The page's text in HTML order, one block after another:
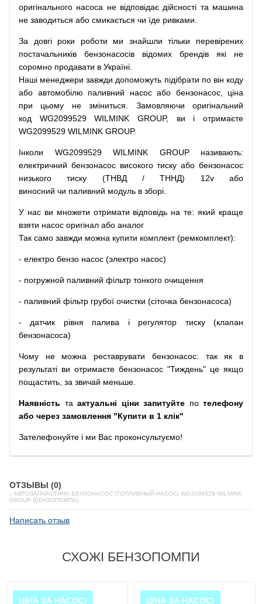
оригінального насоса не відповідає дійсності та машина
не заводиться або смикається чи їде ривками
За довгі роки роботи ми знайшли тільки
перевірених
постачальників
бензонасосів відомих брендів які
не
соромно продавати в Україні.
Наші менеджери завжди допоможуть підібрати по він коду
або автомобілю паливний насос або бензонасос,
ціна
при
цьому не зміниться Замовляючи
оригінальний
код WG2099529 WILMINK GROUP, ви і отримаєте
WG2099529 WILMINK GROUP.
Інколи WG2099529 WILMINK GROUP називають:
електричний бензонасос високого тиску або бензонасос
низького
тиску (ТНВД / ТННД) 12v
або
виносний чи паливний модуль в зборі
У нас ви множети отримати відповідь на те: який краще
взяти насос оригінал або аналог
Так само завжди можна купити комплект (ремкомплект):
- електро бензо насос (электро насос)
- погружной паливний фільтр тонкого очищення
- паливний фільтр грубої очистки (сіточка бензонасоса)
- датчик рівня палива і регулятор тиску (клапан
бензонасоса)
Чому не можна реставрувати бензонасос: так як
в
результаті ви отримаєте бензонасос "Тиждень" це якщо
пощастить, за звичай меньше.
Наявність та актуальні ціни запитуйте по телефону
або через замовлення "Купити в 1 клік"
Зателефонуйте і ми Вас проконсультуємо!
ОТЗЫВЫ (0)
✅АВТОЗАПЧАСТИНА БЕНЗОНАСОС (ТОПЛИВНЫЙ НАСОС) WG2099529 WILMINK
GROUP (БЕНЗОПОМПА)
Написать отзыв
СХОЖІ БЕНЗОПОМПИ
ЦІНА ЗА НАСОС! ЦІНА ЗА НАСОС!